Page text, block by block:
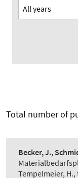
Total number of
Becker, J.,
Tempelmeier, H.,